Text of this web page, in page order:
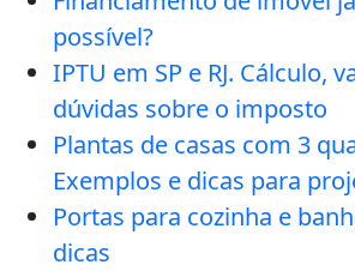
possível?
IPTU em SP e RJ. Cálculo,
dúvidas sobre o imposto
Plantas de casas com 3
Exemplos e dicas para
Portas para cozinha e
dicas